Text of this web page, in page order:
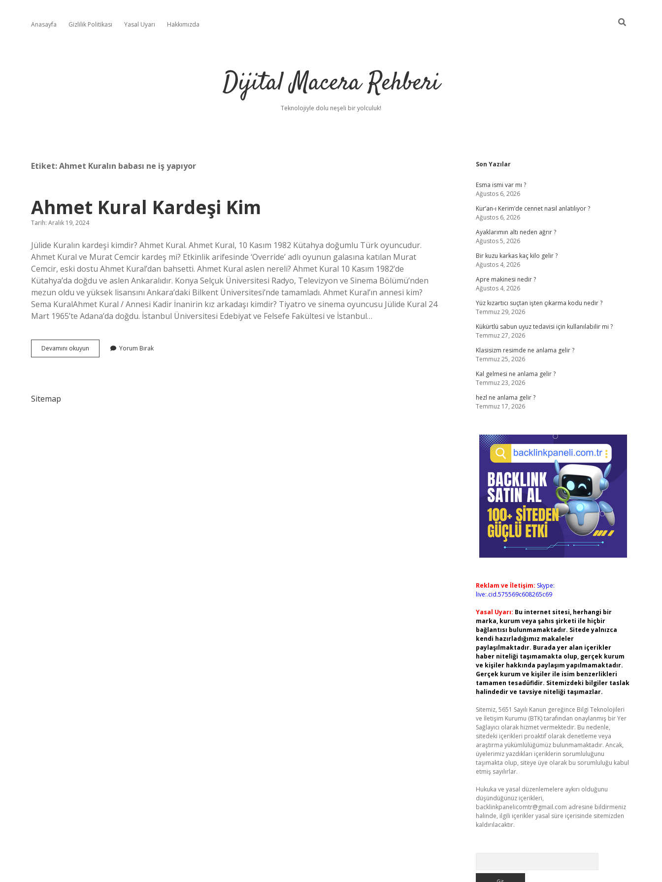
Anasayfa Gizlilik Politikası Yasal Uyarı Hakkımızda
Dijital Macera Rehberi
Teknolojiyle dolu neşeli bir yolculuk!
Etiket:Ahmet Kuralın babası ne iş yapıyor
Ahmet Kural Kardeşi Kim
Tarih: Aralık 19, 2024
Jülide Kuralın kardeşi kimdir? Ahmet Kural. Ahmet Kural, 10 Kasım 1982 Kütahya doğumlu Türk oyuncudur.
Ahmet Kural ve Murat Cemcir kardeş mi? Etkinlik arifesinde ‘Override’ adlı oyunun galasına katılan Murat
Cemcir, eski dostu Ahmet Kural’dan bahsetti. Ahmet Kural aslen nereli? Ahmet Kural 10 Kasım 1982’de
Kütahya’da doğdu ve aslen Ankaralıdır. Konya Selçuk Üniversitesi Radyo, Televizyon ve Sinema Bölümü’nden
mezun oldu ve yüksek lisansını Ankara’daki Bilkent Üniversitesi’nde tamamladı. Ahmet Kural’ın annesi kim?
Sema KuralAhmet Kural / Annesi Kadir İnanirin kız arkadaşı kimdir? Tiyatro ve sinema oyuncusu Jülide Kural 24
Mart 1965’te Adana’da doğdu. İstanbul Üniversitesi Edebiyat ve Felsefe Fakültesi ve İstanbul…
Devamını okuyun
Kural
Yorum Bırak
Sitemap
Sidebar
Son Yazılar
Esma ismi var mı ?
Ağustos 6, 2026
Kur’an-ı Kerim’de cennet nasıl anlatılıyor ?
Ağustos 6, 2026
Ayaklarımın altı neden ağrır ?
Ağustos 5, 2026
Bir kuzu karkas kaç kilo gelir ?
Ağustos 4, 2026
Apre makinesi nedir ?
Ağustos 4, 2026
Yüz kızartıcı suçtan işten çıkarma kodu nedir ?
Temmuz 29, 2026
Kükürtlü sabun uyuz tedavisi için kullanılabilir mi ?
Temmuz 27, 2026
Klasisizm resimde ne anlama gelir ?
Temmuz 25, 2026
Kal gelmesi ne anlama gelir ?
Temmuz 23, 2026
hezl ne anlama gelir ?
Temmuz 17, 2026
Reklam ve İletişim: Skype:
live:.cid.575569c608265c69
Yasal Uyarı: Bu internet sitesi, herhangi bir
marka, kurum veya şahıs şirketi ile hiçbir
bağlantısı bulunmamaktadır. Sitede yalnızca
kendi hazırladığımız makaleler
paylaşılmaktadır. Burada yer alan içerikler
haber niteliği taşımamakta olup, gerçek kurum
ve kişiler hakkında paylaşım yapılmamaktadır.
Gerçek kurum ve kişiler ile isim benzerlikleri
tamamen tesadüfidir. Sitemizdeki bilgiler taslak
halindedir ve tavsiye niteliği taşımazlar.
Sitemiz, 5651 Sayılı Kanun gereğince Bilgi Teknolojileri
ve İletişim Kurumu (BTK) tarafından onaylanmış bir Yer
Sağlayıcı olarak hizmet vermektedir. Bu nedenle,
sitedeki içerikleri proaktif olarak denetleme veya
araştırma yükümlülüğümüz bulunmamaktadır. Ancak,
üyelerimiz yazdıkları içeriklerin sorumluluğunu
taşımakta olup, siteye üye olarak bu sorumluluğu kabul
etmiş sayılırlar.
Hukuka ve yasal düzenlemelere aykırı olduğunu
düşündüğünüz içerikleri,
backlinkpanelicomtr@gmail.com adresine bildirmeniz
halinde, ilgili içerikler yasal süre içerisinde sitemizden
kaldırılacaktır.